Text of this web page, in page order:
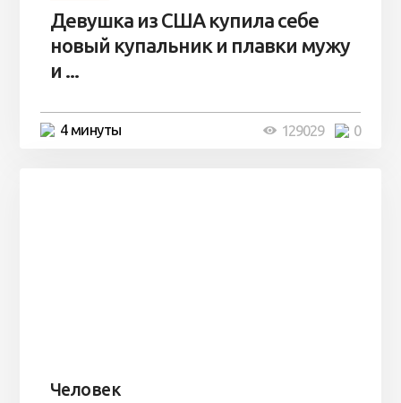
Девушка из США купила себе
новый купальник и плавки мужу
и ...
4 минуты 0
129029
Человек